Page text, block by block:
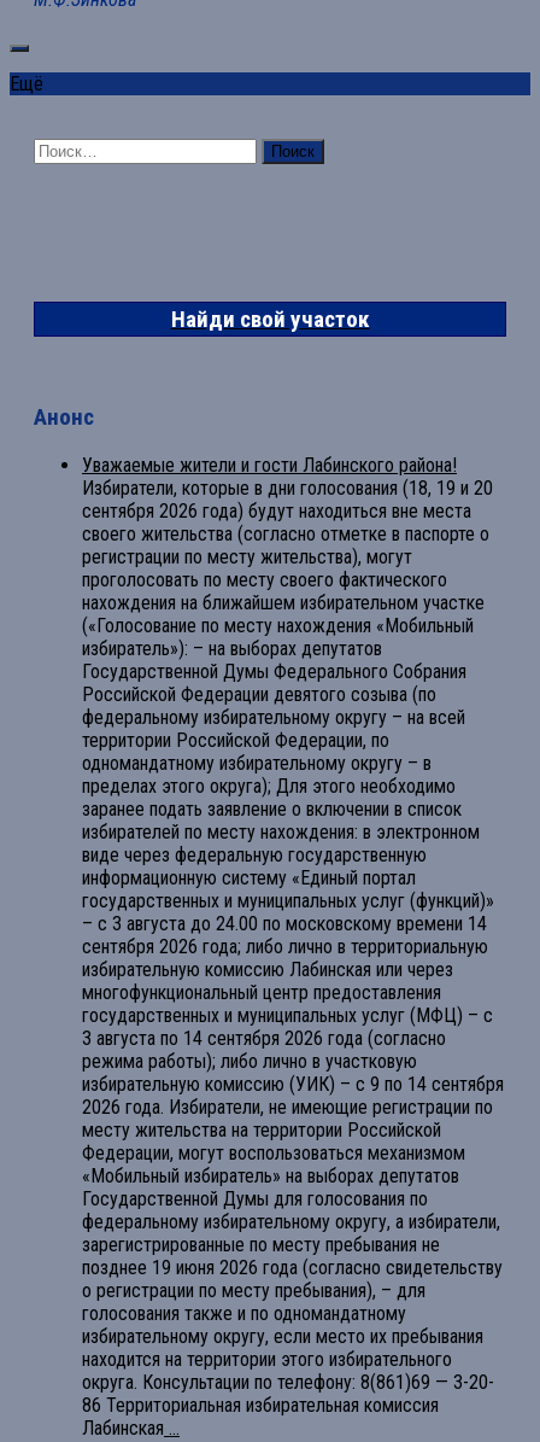
Ещё
Найти:
Найди свой участок
Анонс
Уважаемые жители и гости Лабинского района!
Избиратели, которые в дни голосования (18, 19 и 20
сентября 2026 года) будут находиться вне места
своего жительства (согласно отметке в паспорте о
регистрации по месту жительства), могут
проголосовать по месту своего фактического
нахождения на ближайшем избирательном участке
(«Голосование по месту нахождения «Мобильный
избиратель»): – на выборах депутатов
Государственной Думы Федерального Собрания
Российской Федерации девятого созыва (по
федеральному избирательному округу – на всей
территории Российской Федерации, по
одномандатному избирательному округу – в
пределах этого округа); Для этого необходимо
заранее подать заявление о включении в список
избирателей по месту нахождения: в электронном
виде через федеральную государственную
информационную систему «Единый портал
государственных и муниципальных услуг (функций)»
– с 3 августа до 24.00 по московскому времени 14
сентября 2026 года; либо лично в территориальную
избирательную комиссию Лабинская или через
многофункциональный центр предоставления
государственных и муниципальных услуг (МФЦ) – с
3 августа по 14 сентября 2026 года (согласно
режима работы); либо лично в участковую
избирательную комиссию (УИК) – с 9 по 14 сентября
2026 года. Избиратели, не имеющие регистрации по
месту жительства на территории Российской
Федерации, могут воспользоваться механизмом
«Мобильный избиратель» на выборах депутатов
Государственной Думы для голосования по
федеральному избирательному округу, а избиратели,
зарегистрированные по месту пребывания не
позднее 19 июня 2026 года (согласно свидетельству
о регистрации по месту пребывания), – для
голосования также и по одномандатному
избирательному округу, если место их пребывания
находится на территории этого избирательного
округа. Консультации по телефону: 8(861)69 — 3-20-
86 Территориальная избирательная комиссия
Лабинская ...